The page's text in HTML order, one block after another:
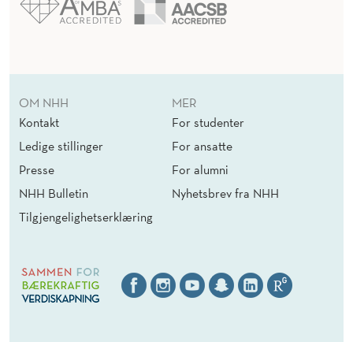
OM NHH
Kontakt
Ledige stillinger
Presse
NHH Bulletin
Tilgjengelighetserklæring
MER
For studenter
For ansatte
For alumni
Nyhetsbrev fra NHH